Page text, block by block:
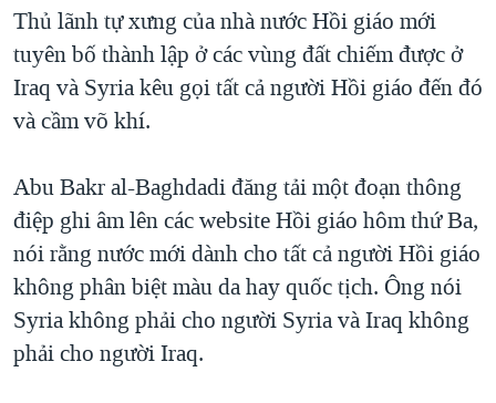
VĂN HOÁ
THỂ THAO
GIÁO DỤC
GROUND ZERO – XƯA VÀ NAY
CHI PHÍ CHIẾN TRANH AFGHANISTAN
CÁC GIÁ TRỊ CỘNG HÒA Ở VIỆT NAM
TRỊNH VĨNH BÌNH VS. CHÍNH PHỦ VIỆT NAM
NGƯ DÂN VIỆT VÀ LÀN SÓNG TRỘM HẢI SÂM
BÊN KIA QUỐC LỘ: TIẾNG VỌNG TỪ NÔNG THÔN MỸ
QUAN HỆ VIỆT MỸ
Ngôn ngữ khác
Thủ lãnh tự xưng của nhà nước Hồi giáo mới
tuyên bố thành lập ở các vùng đất chiếm được ở
Iraq và Syria kêu gọi tất cả người Hồi giáo đến đó
và cầm võ khí.
Abu Bakr al-Baghdadi đăng tải một đoạn thông
điệp ghi âm lên các website Hồi giáo hôm thứ Ba,
nói rằng nước mới dành cho tất cả người Hồi giáo
không phân biệt màu da hay quốc tịch. Ông nói
Syria không phải cho người Syria và Iraq không
phải cho người Iraq.